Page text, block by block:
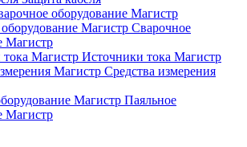
оборудование Магистр
Сварочное
Магистр
Источники тока Магистр
Средства измерения
Паяльное
Магистр